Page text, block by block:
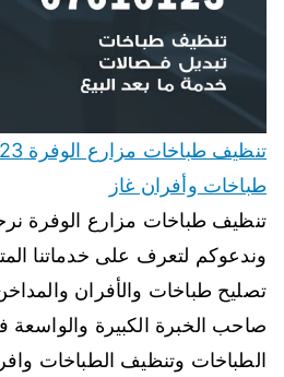
طباخات وأفران غاز
تنظيف طباخات مزارع الوفرة
وندعوكم لتعرف على خدماتنا
تصليح طباخات والأفران
صاحب الخبرة الكبيرة
الطباخات وتنظيف الطباخات